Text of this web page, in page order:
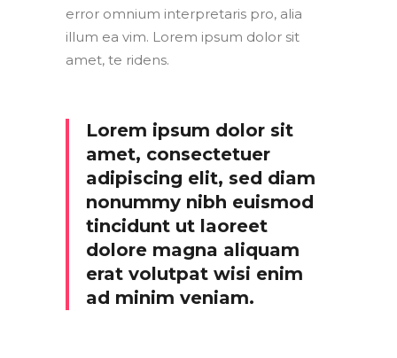
error omnium interpretaris pro, alia
illum ea vim. Lorem ipsum dolor sit
amet, te ridens.
Lorem ipsum dolor sit
amet, consectetuer
adipiscing elit, sed diam
nonummy nibh euismod
tincidunt ut laoreet
dolore magna aliquam
erat volutpat wisi enim
ad minim veniam.